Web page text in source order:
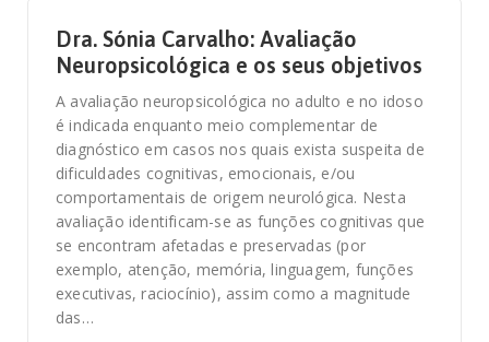
Dra. Sónia Carvalho: Avaliação
Neuropsicológica e os seus objetivos
A avaliação neuropsicológica no adulto e no idoso
é indicada enquanto meio complementar de
diagnóstico em casos nos quais exista suspeita de
dificuldades cognitivas, emocionais, e/ou
comportamentais de origem neurológica. Nesta
avaliação identificam-se as funções cognitivas que
se encontram afetadas e preservadas (por
exemplo, atenção, memória, linguagem, funções
executivas, raciocínio), assim como a magnitude
das…